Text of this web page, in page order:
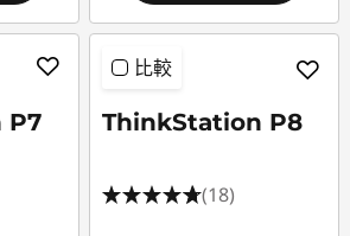
P7
比較
ThinkStation P8
(18)